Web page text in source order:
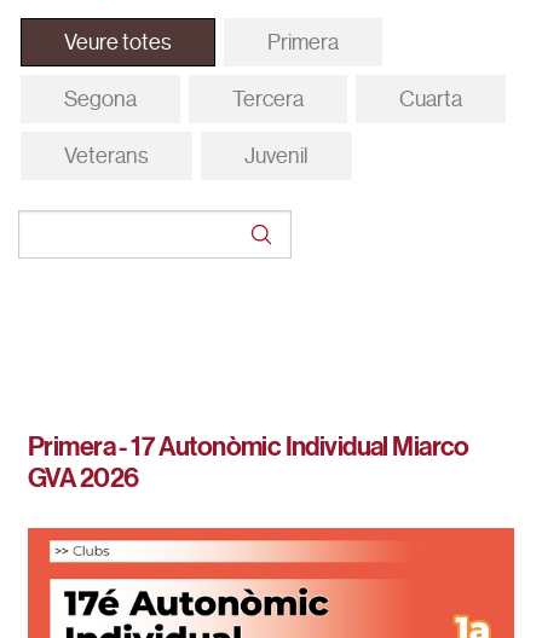
Veure totes Primera
Segona Tercera Cuarta
Veterans Juvenil
Primera - 17 Autonòmic Individual Miarco
GVA 2026